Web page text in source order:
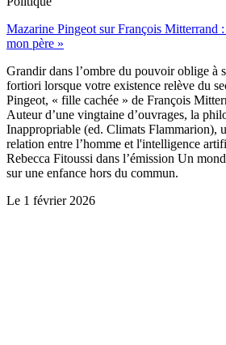
Mazarine Pingeot sur François Mitterrand
mon père »
Grandir dans l’ombre du pouvoir oblige à
fortiori lorsque votre existence relève du
Pingeot, « fille cachée » de François
Auteur d’une vingtaine d’ouvrages, la
Inappropriable (ed. Climats Flammarion),
relation entre l’homme et l'intelligence
Rebecca Fitoussi dans l’émission Un
sur une enfance hors du commun.
Le 1 février 2026